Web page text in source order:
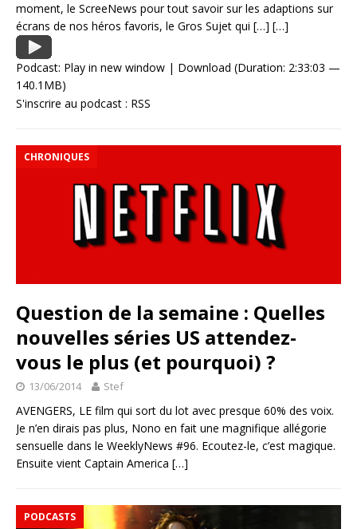
moment, le ScreeNews pour tout savoir sur les adaptions sur
écrans de nos héros favoris, le Gros Sujet qui […] […]
Podcast: Play in new window | Download (Duration: 2:33:03 —
140.1MB)
S'inscrire au podcast : RSS
CHRONIQUES
Question de la semaine : Quelles
nouvelles séries US attendez-
vous le plus (et pourquoi) ?
13/06/2014 Stef
AVENGERS, LE film qui sort du lot avec presque 60% des voix.
Je n’en dirais pas plus, Nono en fait une magnifique allégorie
sensuelle dans le WeeklyNews #96. Ecoutez-le, c’est magique.
Ensuite vient Captain America […]
PODCASTS